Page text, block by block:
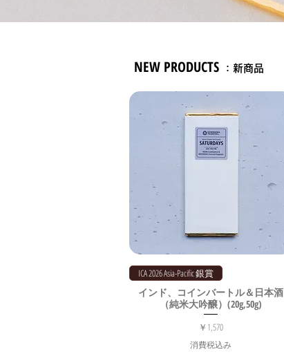
NEW PRODUCTS ：新商品
ICA 2026 Asia-Pacific 銀賞
インド、コインバートル＆日本酒
（純米大吟醸）(20g,50g)
価格
￥1,570
消費税込み